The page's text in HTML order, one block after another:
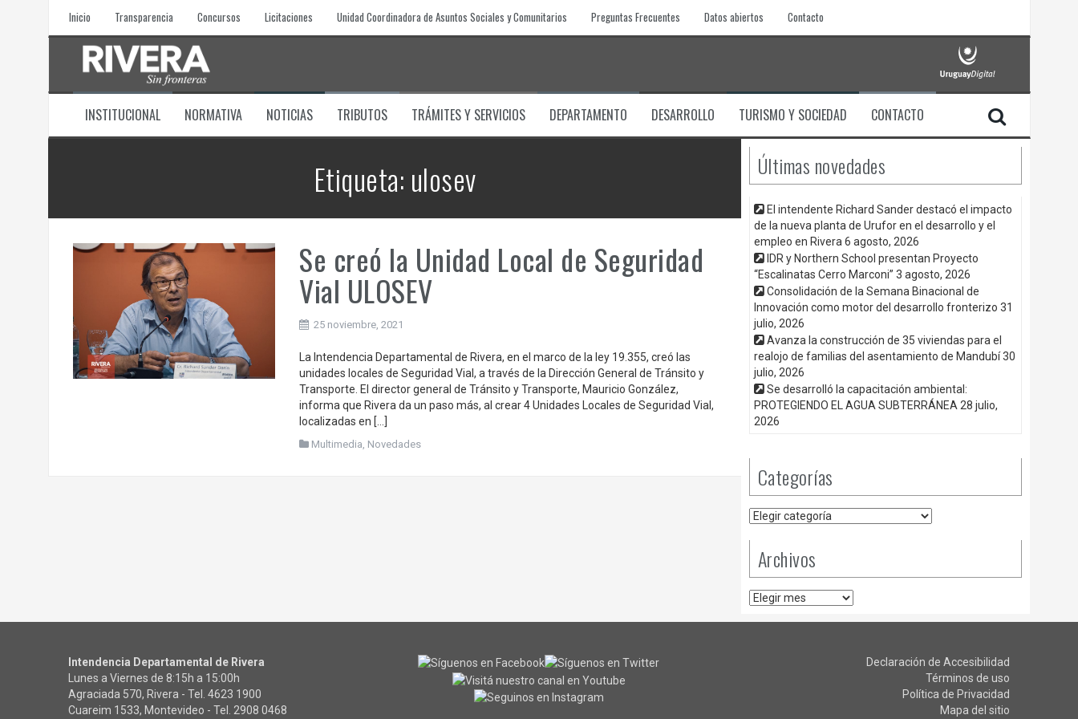
Inicio Transparencia Concursos Licitaciones Unidad Coordinadora de Asuntos Sociales y Comunitarios Preguntas Frecuentes Datos abiertos Contacto
INSTITUCIONAL NORMATIVA NOTICIAS TRIBUTOS TRÁMITES Y SERVICIOS DEPARTAMENTO DESARROLLO TURISMO Y SOCIEDAD CONTACTO
Etiqueta: ulosev
Se creó la Unidad Local de Seguridad
Vial ULOSEV
25 noviembre, 2021
La Intendencia Departamental de Rivera, en el marco de la ley 19.355, creó las
unidades locales de Seguridad Vial, a través de la Dirección General de Tránsito y
Transporte. El director general de Tránsito y Transporte, Mauricio González,
informa que Rivera da un paso más, al crear 4 Unidades Locales de Seguridad Vial,
localizadas en […]
Multimedia, Novedades
Últimas novedades
El intendente Richard Sander destacó el impacto
de la nueva planta de Urufor en el desarrollo y el
empleo en Rivera 6 agosto, 2026
IDR y Northern School presentan Proyecto
“Escalinatas Cerro Marconi” 3 agosto, 2026
Consolidación de la Semana Binacional de
Innovación como motor del desarrollo fronterizo 31
julio, 2026
Avanza la construcción de 35 viviendas para el
realojo de familias del asentamiento de Mandubí 30
julio, 2026
Se desarrolló la capacitación ambiental:
PROTEGIENDO EL AGUA SUBTERRÁNEA 28 julio,
2026
Categorías
Categorías
Archivos
Archivos
Intendencia Departamental de Rivera
Lunes a Viernes de 8:15h a 15:00h
Agraciada 570, Rivera - Tel. 4623 1900
Cuareim 1533, Montevideo - Tel. 2908 0468
Declaración de Accesibilidad
Términos de uso
Política de Privacidad
Mapa del sitio